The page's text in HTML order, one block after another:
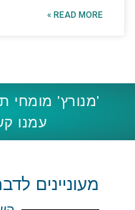
READ MORE »
עמנו
מעוניינים